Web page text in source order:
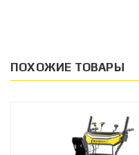
ПОХОЖИЕ ТОВАРЫ